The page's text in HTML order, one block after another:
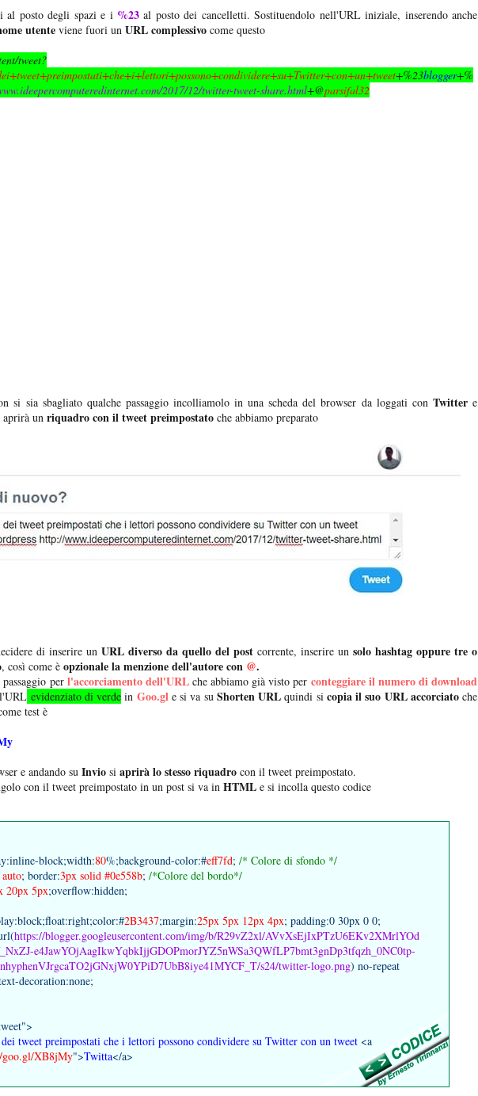
al posto degli spazi e i %23al posto dei cancelletti. Sostituendolo nell'URL iniziale, inserendo anche
utente viene fuori un URL complessivo come questo
tweet?
+%23blogger+%
2017/12/twitter-tweet-share.html+@parsifal32
si sia sbagliato qualche passaggio incolliamolo in una scheda del browser da loggati con Twittere
aprirà un riquadro con il tweet preimpostato che abbiamo preparato
di inserire un URL diverso da quello del post corrente, inserire un solo hashtag oppure tre o
, così come è opzionale la menzione dell'autore con @.
per l'accorciamento dell'URLche abbiamo già visto per conteggiare il numero di download
evidenziato di verde in Goo.gle si va suShorten URLquindi si copia il suo URL accorciatoche
test è
e andando su Invio si aprirà lo stesso riquadro con il tweet preimpostato.
con il tweet preimpostato in un post si va in HTML e si incolla questo codice
block;width:80%;background-color:#eff7fd; /* Colore di sfondo */
; border:3px solid #0e558b; /*Colore del bordo*/
20px 5px;overflow:hidden;
2B3437;margin:25px 5px 12px 4px; padding:0 30px 0 0;
https://blogger.googleusercontent.com/img/b/R29vZ2xl/AVvXsEjIxPTzU6EKv2XMrlYOd
e4JawYOjAagIkwYqbkIjjGDOPmorJYZ5nWSa3QWfLP7bmt3gnDp3tfqzh_0NC0tp-
s24/twitter-logo.png) no-repeat
decoration:none;
tweet preimpostati che i lettori possono condividere su Twitter con un tweet <a
goo.gl/XB8jMy">Twitta</a>